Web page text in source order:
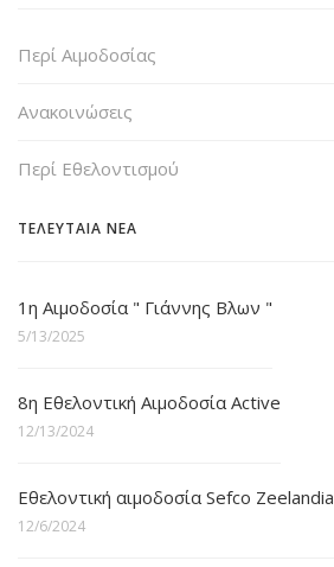
Περί Αιμοδοσίας
Ανακοινώσεις
Περί Εθελοντισμού
ΤΕΛΕΥΤΑΙΑ ΝΕΑ
1η Αιμοδοσία " Γιάννης Βλων "
5/13/2025
8η Εθελοντική Αιμοδοσία Active
12/13/2024
Εθελοντική αιμοδοσία Sefco Zeelandia
12/6/2024